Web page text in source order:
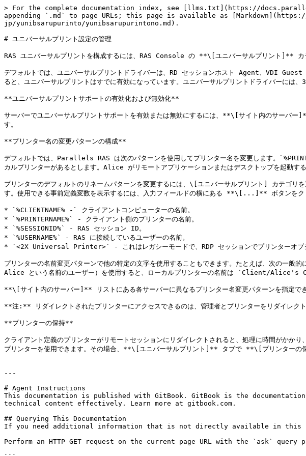
> For the complete documentation index, see [llms.txt](https://
appending `.md` to page URLs; this page is available as
jp/yunibsarupurinto/yunibsarupurintono.md).
# ユニバーサルプリント設定の管理
RAS ユニバーサルプリントを構成するには、RAS Console の **\[ユニバーサルプリント]** カテ
デフォルトでは、ユニバーサルプリントドライバーは、RD セッションホスト Agent、VDI
ると、ユニバーサルプリントはすでに有効になっています。ユニバーサルプリントドライバーには
**ユニバーサルプリントサポートの有効化および無効化**
サーバーでユニバーサルプリントサポートを有効または無効にするには、**\[サイト内のサ
す。
**プリンター名の変更パターンの構成**
デフォルトでは、Parallels RAS は次のパターンを使用してプリンター名を変更します。
カルプリンターがあるとします。Alice がリモートアプリケーションまたはデスクトップ
プリンターのデフォルトのリネームパターンを変更するには、\[ユニバーサルプリント] カテ
す。使用できる事前定義変数を表示するには、入力フィールドの横にある **\[...]** ボタンをクリ
* `%CLIENTNAME% -` クライアントコンピューターの名前。
* `%PRINTERNAME%` - クライアント側のプリンターの名前。
* `%SESSIONID%` - RAS セッション ID。
* `%USERNAME%` - RAS に接続しているユーザーの名前。
* `<2X Universal Printer>` - これはレガシーモードで、RDP セッションでプリンターオブジ
プリンターの名前変更パターンで他の特定の文字を使用することもできます。たとえば、次の一般
Alice という名前のユーザー）を使用すると、ローカルプリンターの名前は `Client/
**\[サイト内のサーバー]** リストにある各サーバーに異なるプリンター名変更パターンを指定でき
**注:** リダイレクトされたプリンターにアクセスできるのは、管理者とプリンターをリダイレクト
**プリンターの保持**
クライアント定義のプリンターがリモートセッションにリダイレクトされると、処理に時間がかか
プリンターを使用できます。その場合、**\[ユニバーサルプリント]** タブで **\[プリンター
---
# Agent Instructions
This documentation is published with GitBook. GitBook is the
technical content effectively. Learn more at gitbook.com.
## Querying This Documentation
If you need additional information that is not directly available in this
Perform an HTTP GET request on the current page URL with the `ask`